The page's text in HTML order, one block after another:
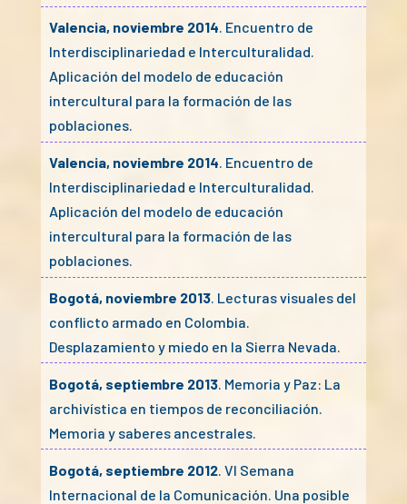
Valencia, noviembre 2014. Encuentro de
Interdisciplinariedad e Interculturalidad.
Aplicación del modelo de educación
intercultural para la formación de las
poblaciones.
Valencia, noviembre 2014. Encuentro de
Interdisciplinariedad e Interculturalidad.
Aplicación del modelo de educación
intercultural para la formación de las
poblaciones.
Bogotá, noviembre 2013. Lecturas visuales del
conflicto armado en Colombia.
Desplazamiento y miedo en la Sierra Nevada.
Bogotá, septiembre 2013. Memoria y Paz: La
archivística en tiempos de reconciliación.
Memoria y saberes ancestrales.
Bogotá, septiembre 2012. VI Semana
Internacional de la Comunicación. Una posible